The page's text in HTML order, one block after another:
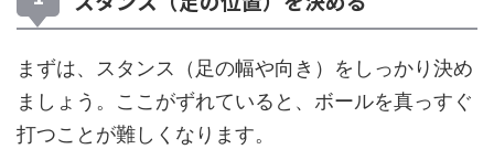
まずは、スタンス（足の幅や向き）をしっかり決め
ましょう。ここがずれていると、ボールを真っすぐ
打つことが難しくなります。